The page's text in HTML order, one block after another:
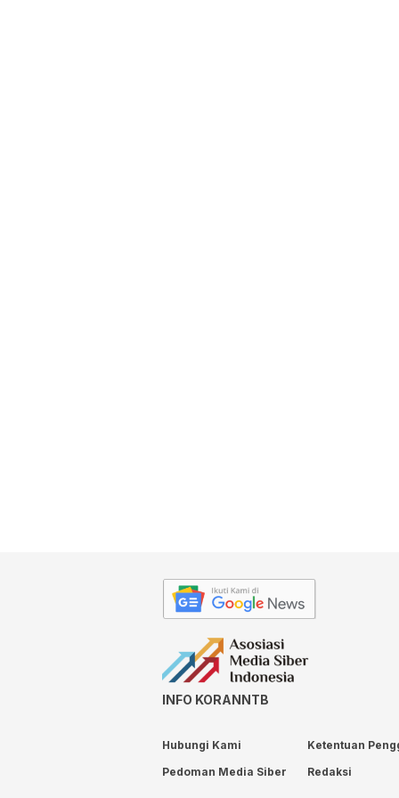
INFO KORANNTB
Hubungi Kami Ketentuan
Pedoman Media Siber
Redaksi